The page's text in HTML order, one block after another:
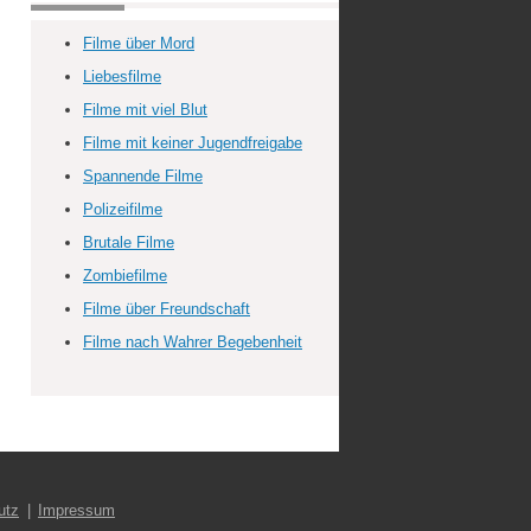
Filme über Mord
Liebesfilme
Filme mit viel Blut
Filme mit keiner Jugendfreigabe
Spannende Filme
Polizeifilme
Brutale Filme
Zombiefilme
Filme über Freundschaft
Filme nach Wahrer Begebenheit
Impressum